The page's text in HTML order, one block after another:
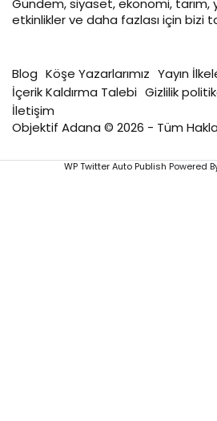
Gündem, siyaset, ekonomi, tarım,
etkinlikler ve daha fazlası için bizi
Blog Köşe Yazarlarımız Yayın
İçerik Kaldırma Talebi Gizlilik
İletişim
Objektif Adana © 2026 - Tüm
WP Twitter Auto Publish Powered